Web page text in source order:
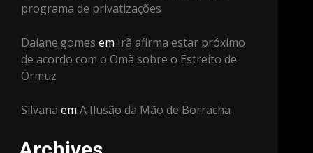
programa de privatizações
Daiane.gomes em Irã afirma estar próximo
de acordo com o Omã sobre o Estreito de
Ormuz
Silvana emA Ilusão da Mão de Borracha